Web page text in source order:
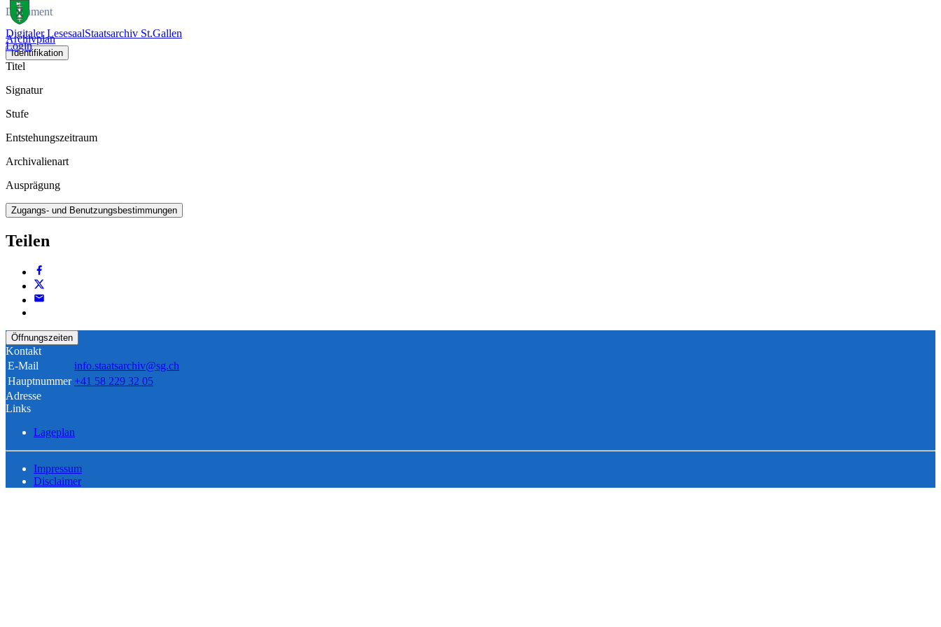
Digitaler LesesaalStaatsarchiv St.Gallen
Login
Dokument
Archivplan
Identifikation
Titel
Signatur
Stufe
Entstehungszeitraum
Archivalienart
Ausprägung
Zugangs- und Benutzungsbestimmungen
Teilen
Öffnungszeiten
Kontakt
E-Mail
info.staatsarchiv@sg.ch
Hauptnummer +41 58 229 32 05
Adresse
Links
Lageplan
Impressum
Disclaimer